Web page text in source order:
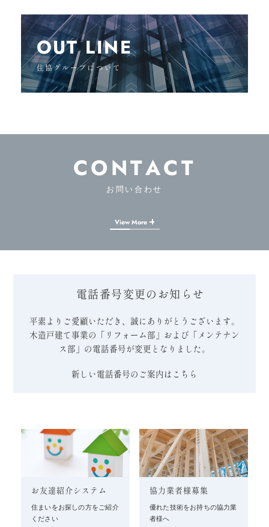
OUT LINE
住協グループについて
CONTACT
お問い合わせ
View More
電話番号変更のお知らせ
平素よりご愛顧いただき、誠にありがとうございます。
木造戸建て事業の「リフォーム部」および「メンテナン
ス部」の電話番号が変更となりました。
新しい電話番号のご案内はこちら
お友達紹介システム
住まいをお探しの方をご紹介
ください
協力業者様募集
優れた技術をお持ちの協力業
者様へ